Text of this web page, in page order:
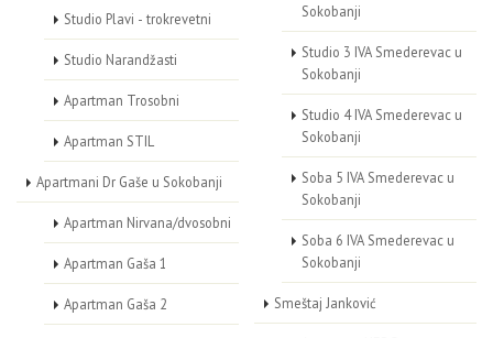
Studio Plavi - trokrevetni
Studio Narandžasti
Apartman Trosobni
Apartman STIL
Apartmani Dr Gaše u Sokobanji
Apartman Nirvana/dvosobni
Apartman Gaša 1
Apartman Gaša 2
Sokobanji
Studio 3 IVA Smederevac u
Sokobanji
Studio 4 IVA Smederevac u
Sokobanji
Soba 5 IVA Smederevac u
Sokobanji
Soba 6 IVA Smederevac u
Sokobanji
Smeštaj Janković